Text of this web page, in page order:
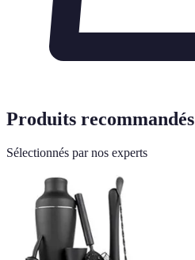
Produits recommandés
Sélectionnés par nos experts